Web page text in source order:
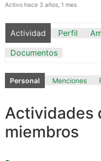
Activo hace 3 años, 1 mes
Actividad Perfil
Documentos
Personal Menciones
Actividades
miembros